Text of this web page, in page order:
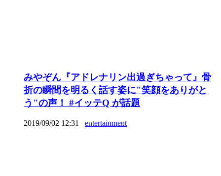
みやぞん『アドレナリン出過ぎちゃって』骨
折の瞬間を明るく話す姿に"笑顔をありがと
う"の声！ #イッテQ が話題
2019/09/02 12:31 entertainment